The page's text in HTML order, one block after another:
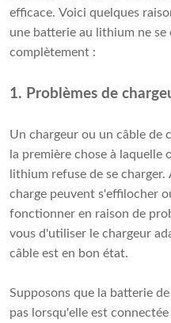
efficace. Voici quelques
une batterie au lithium ne se
complètement :
1. Problèmes de
Un chargeur ou un câble de
la première chose à laquelle
lithium refuse de se charger.
charge peuvent s'effilocher
fonctionner en raison de
vous d'utiliser le chargeur
câble est en bon état.
Supposons que la batterie
pas lorsqu'elle est